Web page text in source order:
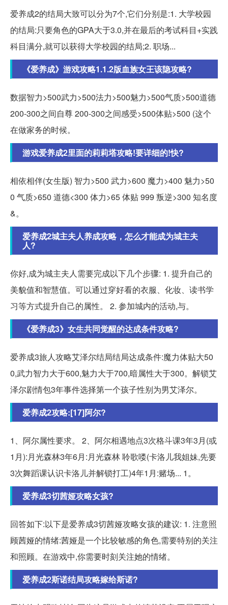
爱养成2的结局大致可以分为7个,它们分别是:1. 大学校园
的结局:只要角色的GPA大于3.0,并在最后的考试科目+实践
科目满分,就可以获得大学校园的结局;2. 职场...
《爱养成》游戏攻略1.1.2版血族女王该隐攻略?
数据智力>500武力>500法力>500魅力>500气质>500道德
200-300之间自尊 200-300之间感受>500体贴>500 (这个
在做家务的时候。
游戏爱养成2里面的莉莉塔攻略!要详细的!快?
相依相伴(女生版) 智力>500 武力>600 魔力>400 魅力>50
0 气质>650 道德<300 体力>65 体贴 999 叛逆>300 知名度
&。
爱养成2城主夫人养成攻略，怎么才能成为城主夫
人?
你好,成为城主夫人需要完成以下几个步骤: 1. 提升自己的
美貌值和智慧值。可以通过穿好看的衣服、化妆、读书学
习等方式提升自己的属性。 2. 参加城内的活动,与。
《爱养成3》女生共同觉醒的达成条件攻略?
爱养成3旅人攻略艾泽尔结局结局达成条件:魔力体贴大50
0,武力智力大于600,魅力大于700,暗属性大于300。解锁艾
泽尔剧情包3年事件选择第一个孩子性别为男艾泽尔。
爱养成2攻略:[17]阿尔?
1、阿尔属性要求。 2、阿尔相遇地点3次格斗课3年3月(或
1月):月光森林3年6月:月光森林 聆歌喽(卡洛儿我姐妹,先要
3次舞蹈课认识卡洛儿并解锁打工)4年1月:赌场... 1。
爱养成3切茜娅攻略女孩?
回答如下:以下是爱养成3切茜娅攻略女孩的建议: 1. 注意照
顾茜娅的情绪:茜娅是一个比较敏感的角色,需要特别的关注
和照顾。在游戏中,你需要时刻关注她的情绪。
爱养成2斯诺结局攻略嫁给斯诺?